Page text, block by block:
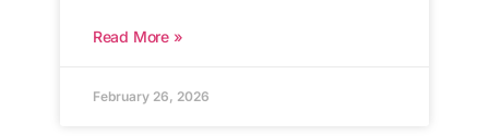
Read More »
February 26, 2026